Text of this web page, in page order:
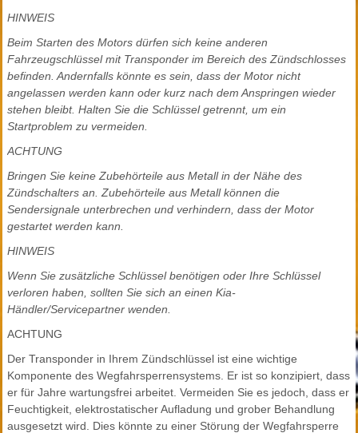
HINWEIS
Beim Starten des Motors dürfen sich keine anderen
Fahrzeugschlüssel mit Transponder im Bereich des Zündschlosses
befinden. Andernfalls könnte es sein, dass der Motor nicht
angelassen werden kann oder kurz nach dem Anspringen wieder
stehen bleibt. Halten Sie die Schlüssel getrennt, um ein
Startproblem zu vermeiden.
ACHTUNG
Bringen Sie keine Zubehörteile aus Metall in der Nähe des
Zündschalters an. Zubehörteile aus Metall können die
Sendersignale unterbrechen und verhindern, dass der Motor
gestartet werden kann.
HINWEIS
Wenn Sie zusätzliche Schlüssel benötigen oder Ihre Schlüssel
verloren haben, sollten Sie sich an einen Kia-
Händler/Servicepartner wenden.
ACHTUNG
Der Transponder in Ihrem Zündschlüssel ist eine wichtige
Komponente des Wegfahrsperrensystems. Er ist so konzipiert, dass
er für Jahre wartungsfrei arbeitet. Vermeiden Sie es jedoch, dass er
Feuchtigkeit, elektrostatischer Aufladung und grober Behandlung
ausgesetzt wird. Dies könnte zu einer Störung der Wegfahrsperre